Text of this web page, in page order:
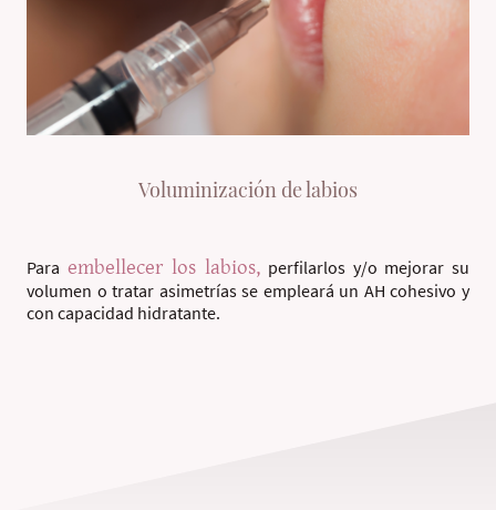
Voluminización de labios
Para embellecer los labios, perfilarlos y/o mejorar su
volumen o tratar asimetrías se empleará un AH cohesivo y
con capacidad hidratante.